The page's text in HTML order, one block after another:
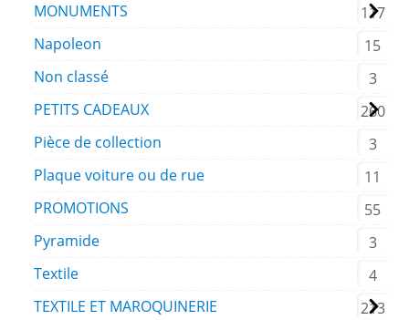
MONUMENTS
117
Napoleon
15
Non classé
3
PETITS CADEAUX
260
Pièce de collection
3
Plaque voiture ou de rue
11
PROMOTIONS
55
Pyramide
3
Textile
4
TEXTILE ET MAROQUINERIE
213